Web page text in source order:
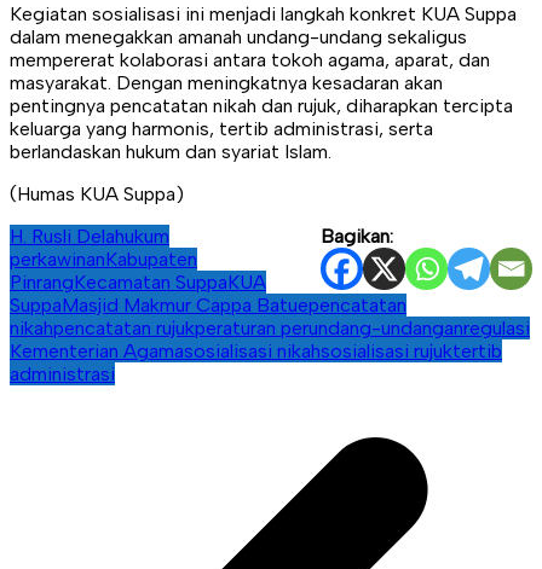
Kegiatan sosialisasi ini menjadi langkah konkret KUA Suppa
dalam menegakkan amanah undang-undang sekaligus
mempererat kolaborasi antara tokoh agama, aparat, dan
masyarakat. Dengan meningkatnya kesadaran akan
pentingnya pencatatan nikah dan rujuk, diharapkan tercipta
keluarga yang harmonis, tertib administrasi, serta
berlandaskan hukum dan syariat Islam.
(Humas KUA Suppa)
Bagikan:
H. Rusli Delahukum
perkawinanKabupaten
PinrangKecamatan SuppaKUA
SuppaMasjid Makmur Cappa Batuepencatatan
nikahpencatatan rujukperaturan perundang-undanganregulasi
Kementerian Agamasosialisasi nikahsosialisasi rujuktertib
administrasi